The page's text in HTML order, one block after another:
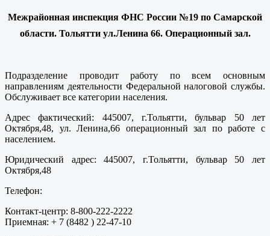
Межрайонная инспекция ФНС России №19 по Самарской
области. Тольятти ул.Ленина 66. Операционный зал.
Подразделение проводит работу по всем основным
направлениям деятельности Федеральной налоговой службы.
Обслуживает все категории населения.
Адрес фактический: 445007, г.Тольятти, бульвар 50 лет
Октября,48, ул. Ленина,66 операционный зал по работе с
населением.
Юридический адрес: 445007, г.Тольятти, бульвар 50 лет
Октября,48
Телефон:
Контакт-центр: 8-800-222-2222
Приемная: + 7 (8482 ) 22-47-10